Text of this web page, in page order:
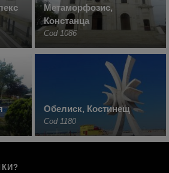
Метаморфозис,
Констанца
Cod 1086
Обелиск, Костинещ
Cod 1180